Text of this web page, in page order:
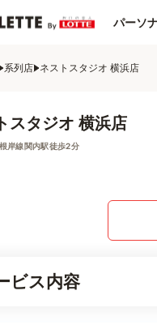
パーソ
系列店 ネストスタジオ 横浜店
スタジオ 横浜店
根岸線関内駅徒歩2分
ビス内容